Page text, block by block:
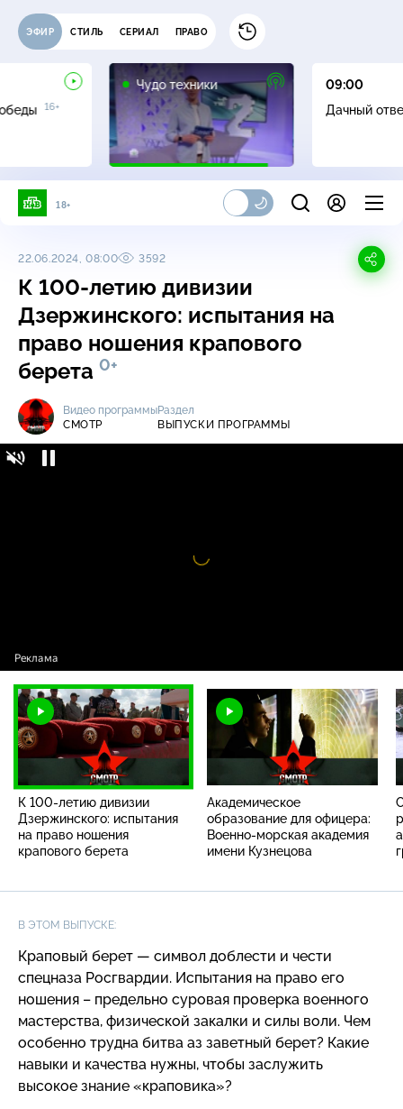
ЭФИР СТИЛЬ СЕРИАЛ ПРАВО
16+
Чудо техники
09:00
Дачный
18+
22.06.2024, 08:00 3592
К 100-летию дивизии
Дзержинского: испытания на
право ношения крапового
берета 0+
Видео программы
СМОТР
Раздел
ВЫПУСКИ ПРОГРАММЫ
Видео
проигрыватель
К 100-летию дивизии
Дзержинского: испытания
на право ношения
крапового берета
Академическое
образование для офицера:
Военно-морская академия
имени Кузнецова
В ЭТОМ ВЫПУСКЕ:
Краповый берет — символ доблести и чести
спецназа Росгвардии. Испытания на право его
ношения – предельно суровая проверка военного
мастерства, физической закалки и силы воли. Чем
особенно трудна битва аз заветный берет? Какие
навыки и качества нужны, чтобы заслужить
высокое знание «краповика»?